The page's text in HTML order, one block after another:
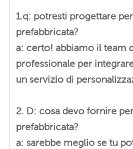
1.q: potresti progettare
prefabbricata?
a: certo! abbiamo il team
professionale per
un servizio di
2. D: cosa devo fornire
prefabbricata?
a: sarebbe meglio se tu